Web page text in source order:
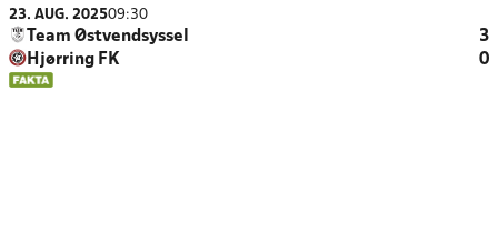
23. AUG. 202509:30
Team Østvendsyssel
3
Hjørring FK
0